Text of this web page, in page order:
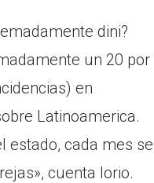
dini?
un 20 por
en
Latinoamerica.
estado, cada mes se
cuenta Iorio.